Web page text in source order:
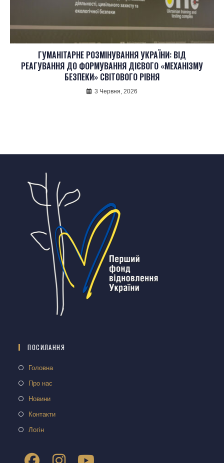
ГУМАНІТАРНЕ РОЗМІНУВАННЯ УКРАЇНИ: ВІД
РЕАГУВАННЯ ДО ФОРМУВАННЯ ДІЄВОГО «МЕХАНІЗМУ
БЕЗПЕКИ» СВІТОВОГО РІВНЯ
3 Червня, 2026
ПОСИЛАННЯ
Головна
Про нас
Новини
Контакти
Логін